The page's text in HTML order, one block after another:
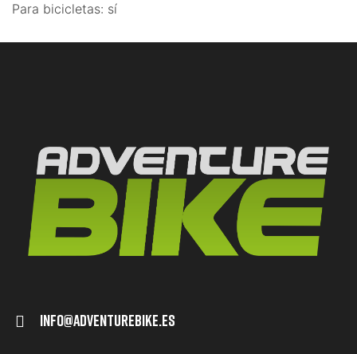
Para bicicletas: sí
Info@adventurebike.es